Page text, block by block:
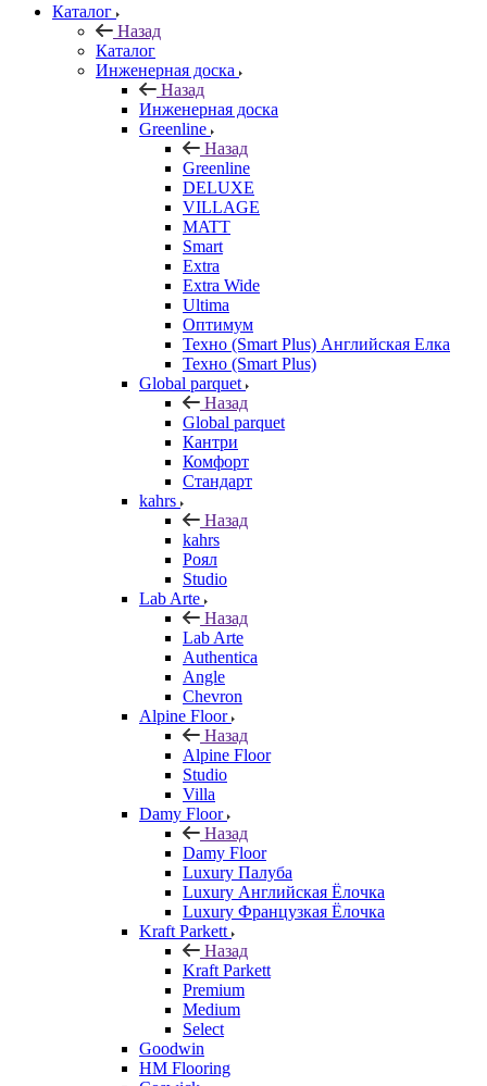
Каталог
Назад
Каталог
Инженерная доска
Назад
Инженерная доска
Greenline
Назад
Greenline
DELUXE
VILLAGE
MATT
Smart
Extra
Extra Wide
Ultima
Оптимум
Техно (Smart Plus) Английская Елка
Техно (Smart Plus)
Global parquet
Назад
Global parquet
Кантри
Комфорт
Стандарт
kahrs
Назад
kahrs
Роял
Studio
Lab Arte
Назад
Lab Arte
Authentica
Angle
Chevron
Alpine Floor
Назад
Alpine Floor
Studio
Villa
Damy Floor
Назад
Damy Floor
Luxury Палуба
Luxury Английская Ёлочка
Luxury Французкая Ёлочка
Kraft Parkett
Назад
Kraft Parkett
Premium
Medium
Select
Goodwin
HM Flooring